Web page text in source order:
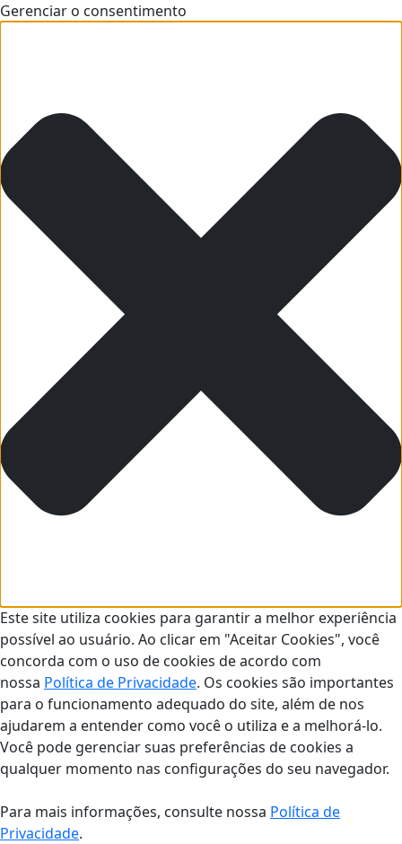
Gerenciar o consentimento
Este site utiliza cookies para garantir a melhor experiência
possível ao usuário. Ao clicar em "Aceitar Cookies", você
concorda com o uso de cookies de acordo com
nossa Política de Privacidade. Os cookies são importantes
para o funcionamento adequado do site, além de nos
ajudarem a entender como você o utiliza e a melhorá-lo.
Você pode gerenciar suas preferências de cookies a
qualquer momento nas configurações do seu navegador.
Para mais informações, consulte nossa Política de
Privacidade.